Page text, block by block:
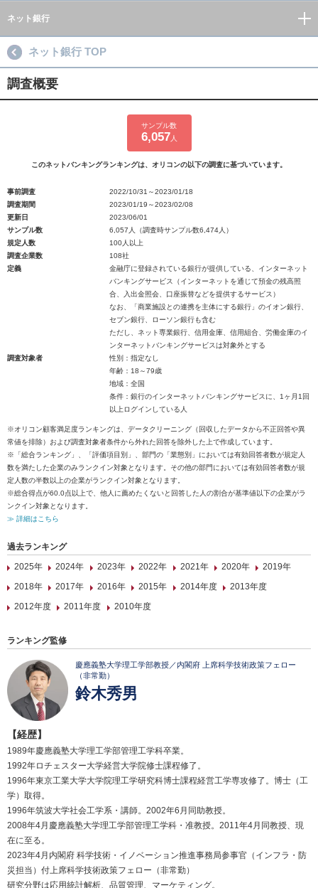
ネット銀行
ネット銀行 TOP
調査概要
サンプル数
6,057 人
このネットバンキングランキングは、オリコンの以下の調査に基づいています。
事前調査
2022/10/31～2023/01/18
調査期間
2023/01/19～2023/02/08
更新日
2023/06/01
サンプル数
6,057人（調査時サンプル数6,474人）
規定人数
100人以上
調査企業数
108社
定義
金融庁に登録されている銀行が提供している、インターネット
バンキングサービス（インターネットを通じて預金の残高照
合、入出金照会、口座振替などを提供するサービス）
なお、「商業施設との連携を主体にする銀行」のイオン銀行、
セブン銀行、ローソン銀行も含む
ただし、ネット専業銀行、信用金庫、信用組合、労働金庫のイ
ンターネットバンキングサービスは対象外とする
調査対象者
性別：指定なし
年齢：18～79歳
地域：全国
条件：銀行のインターネットバンキングサービスに、1ヶ月1回
以上ログインしている人
※オリコン顧客満足度ランキングは、データクリーニング（回収したデータから不正回答や異
常値を排除）および調査対象者条件から外れた回答を除外した上で作成しています。
※「総合ランキング」、「評価項目別」、部門の「業態別」においては有効回答者数が規定人
数を満たした企業のみランクイン対象となります。その他の部門においては有効回答者数が規
定人数の半数以上の企業がランクイン対象となります。
※総合得点が60.0点以上で、他人に薦めたくないと回答した人の割合が基準値以下の企業がラ
ンクイン対象となります。
≫ 詳細はこちら
過去ランキング
2025年
2024年 2023年 2022年 2021年 2020年
2019年
2018年
2017年 2016年 2015年 2014年度
2013年度
2012年度
2011年度 2010年度
ランキング監修
慶應義塾大学理工学部教授／内閣府 上席科学技術政策フェロー
（非常勤）
鈴木秀男
【経歴】
1989年慶應義塾大学理工学部管理工学科卒業。
1992年ロチェスター大学経営大学院修士課程修了。
1996年東京工業大学大学院理工学研究科博士課程経営工学専攻修了。博士（工
学）取得。
1996年筑波大学社会工学系・講師。2002年6月同助教授。
2008年4月慶應義塾大学理工学部管理工学科・准教授。2011年4月同教授、現
在に至る。
2023年4月内閣府 科学技術・イノベーション推進事務局参事官（インフラ・防
災担当）付上席科学技術政策フェロー（非常勤）
研究分野は応用統計解析、品質管理、マーケティング。